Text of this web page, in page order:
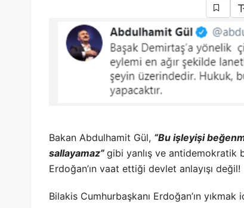
Bakan Abdulhamit Gül, “Bu işleyişi
sallayamaz” gibi yanlış ve antidemokratik
Erdoğan’ın vaat ettiği devlet anlayışı değil!
Bilakis Cumhurbaşkanı Erdoğan’ın